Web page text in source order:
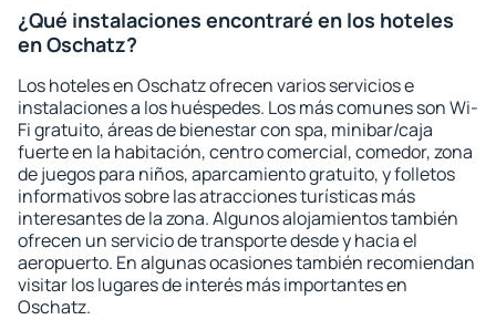
¿Qué instalaciones encontraré en los hoteles
en Oschatz?
Los hoteles en Oschatz ofrecen varios servicios e
instalaciones a los huéspedes. Los más comunes son Wi-
Fi gratuito, áreas de bienestar con spa, minibar/caja
fuerte en la habitación, centro comercial, comedor, zona
de juegos para niños, aparcamiento gratuito, y folletos
informativos sobre las atracciones turísticas más
interesantes de la zona. Algunos alojamientos también
ofrecen un servicio de transporte desde y hacia el
aeropuerto. En algunas ocasiones también recomiendan
visitar los lugares de interés más importantes en
Oschatz.